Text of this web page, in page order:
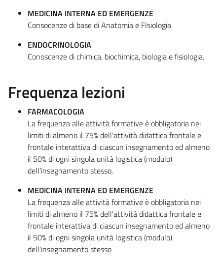
MEDICINA INTERNA ED EMERGENZE
Consocenze di base di Anatomia e FIsiologia
ENDOCRINOLOGIA
Conoscenze di chimica, biochimica, biologia e fisiologia.
Frequenza lezioni
FARMACOLOGIA
La frequenza alle attività formative è obbligatoria nei
limiti di almeno il 75% dell'attività didattica frontale e
frontale interattiva di ciascun insegnamento ed almeno
il 50% di ogni singola unità logistica (modulo)
dell'insegnamento stesso.
MEDICINA INTERNA ED EMERGENZE
La frequenza alle attività formative è obbligatoria nei
limiti di almeno il 75% dell'attività didattica frontale e
frontale interattiva di ciascun insegnamento ed almeno
il 50% di ogni singola unità logistica (modulo)
dell'insegnamento stesso